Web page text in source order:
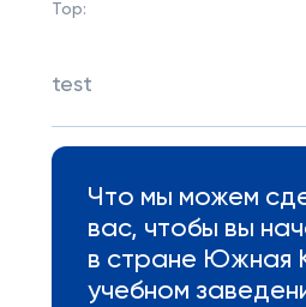
Top:
test
Что мы можем
вас, чтобы вы
в стране Южная
учебном